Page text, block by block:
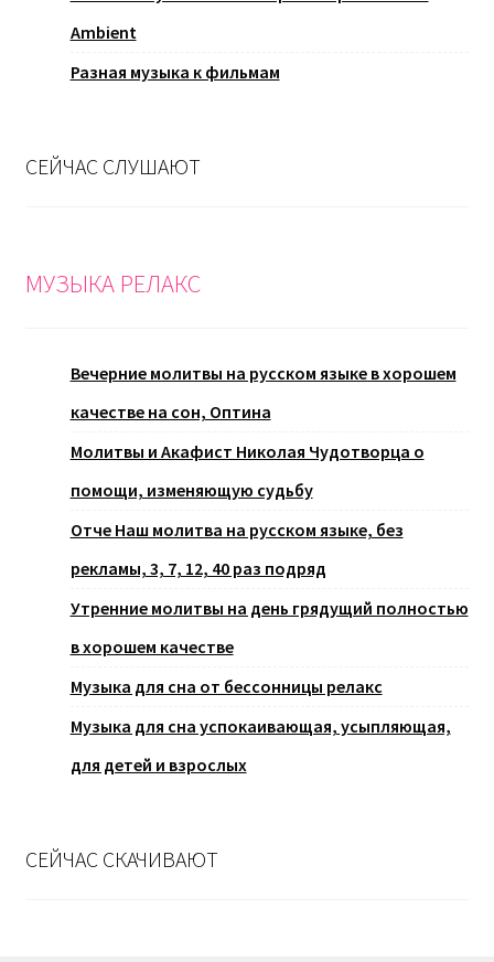
Ambient
Разная музыка к фильмам
СЕЙЧАС СЛУШАЮТ
МУЗЫКА РЕЛАКС
Вечерние молитвы на русском языке в хорошем
качестве на сон, Оптина
Молитвы и Акафист Николая Чудотворца о
помощи, изменяющую судьбу
Отче Наш молитва на русском языке, без
рекламы, 3, 7, 12, 40 раз подряд
Утренние молитвы на день грядущий полностью
в хорошем качестве
Музыка для сна от бессонницы релакс
Музыка для сна успокаивающая, усыпляющая,
для детей и взрослых
СЕЙЧАС СКАЧИВАЮТ